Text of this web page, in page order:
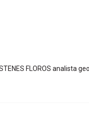
FLOROS analista